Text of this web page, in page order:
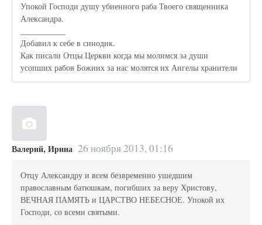
Упокой Господи душу убиенного раба Твоего священника
Александра.
Добавил к себе в синодик.
Как писали Отцы Церкви когда мы молимся за души
усопших рабов Божиих за нас молятся их Ангелы хранители
Валерий, Ирина 26 ноября 2013, 01:16
Отцу Александру и всем безвременно ушедшим
православным батюшкам, погибших за веру Христову,
ВЕЧНАЯ ПАМЯТЬ и ЦАРСТВО НЕБЕСНОЕ. Упокой их
Господи, со всеми святыми.